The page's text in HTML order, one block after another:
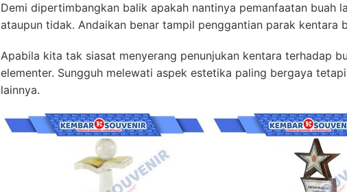
Demi dipertimbangkan balik apakah nantinya pemanfaatan buah
ataupun tidak. Andaikan benar tampil penggantian parak kentara
Apabila kita tak siasat menyerang penunjukan kentara terhadap
elementer. Sungguh melewati aspek estetika paling bergaya
lainnya.